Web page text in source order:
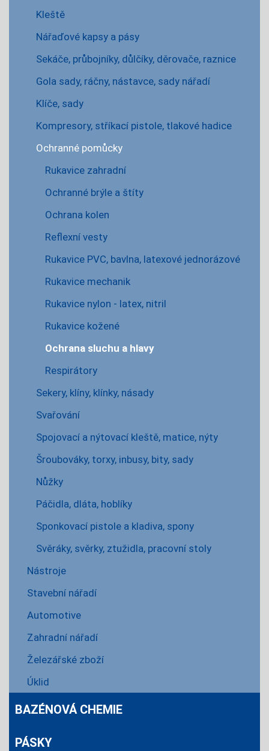
Kleště
Nářaďové kapsy a pásy
Sekáče, průbojníky, důlčíky, děrovače, raznice
Gola sady, ráčny, nástavce, sady nářadí
Klíče, sady
Kompresory, stříkací pistole, tlakové hadice
Ochranné pomůcky
Rukavice zahradní
Ochranné brýle a štíty
Ochrana kolen
Reflexní vesty
Rukavice PVC, bavlna, latexové jednorázové
Rukavice mechanik
Rukavice nylon - latex, nitril
Rukavice kožené
Ochrana sluchu a hlavy
Respirátory
Sekery, klíny, klínky, násady
Svařování
Spojovací a nýtovací kleště, matice, nýty
Šroubováky, torxy, inbusy, bity, sady
Nůžky
Páčidla, dláta, hoblíky
Sponkovací pistole a kladiva, spony
Svěráky, svěrky, ztužidla, pracovní stoly
Nástroje
Stavební nářadí
Automotive
Zahradní nářadí
Železářské zboží
Úklid
BAZÉNOVÁ CHEMIE
PÁSKY